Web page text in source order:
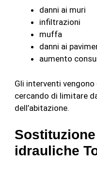
danni ai muri
infiltrazioni
muffa
danni ai
aumento
Gli interventi
cercando di limitare
dell’abitazione.
idrauliche